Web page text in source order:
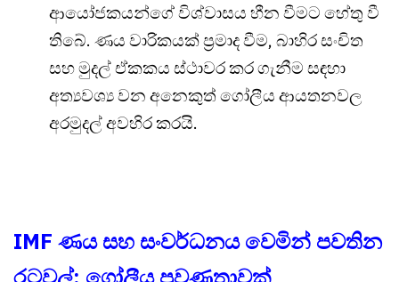
ආයෝජකයන්ගේ විශ්වාසය හීන වීමට හේතු වී
තිබේ. ණය වාරිකයක් ප්‍රමාද වීම, බාහිර සංචිත
සහ මුදල් ඒකකය ස්ථාවර කර ගැනීම සඳහා
අත්‍යවශ්‍ය වන අනෙකුත් ගෝලීය ආයතනවල
අරමුදල් අවහිර කරයි.
IMF ණය සහ සංවර්ධනය වෙමින් පවතින